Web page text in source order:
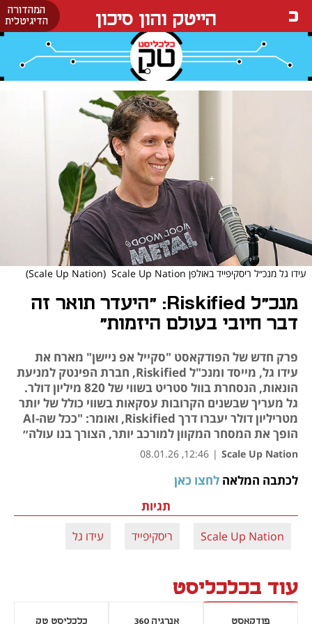
המהדורה
הדיגיטלית
הייטק והון סיכון
עידו גל מנכ״ל ריסקיפייד באולפן Scale Up Nation (Scale Up Nation)
מנכ"ל Riskified: "היעדר תואר זה
דבר חיובי בעולם היזמות"
פרק חדש של הפודקאסט "סקייל אפ ניישן" מארח את
עידו גל, מייסד ומנכ"ל Riskified, חברת הפינטק למניעת
הונאות, הנסחרת בוול סטריט בשווי של 820 מיליון דולר.
גל מעריך שבשנים הקרובות עסקאות בשווי כולל של יותר
מטריליון דולר יעברו דרך Riskified, ואומר: "ככל שה-AI
הופך את המסחר המקוון למורכב יותר, הצורך בנו עולה״
Scale Up Nation
|
12:46, 08.01.26
לכתבה המלאה לחצו כאן
תגיות
Scale Up Nation ריסקיפייד עידו גל
עוד בכלכליסט
פודקאסט אנרגיה 360 כלכליסט טק